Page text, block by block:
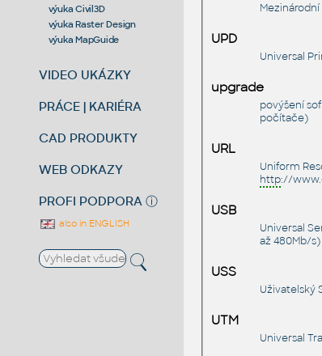
výuka Civil3D
výuka Raster Design
výuka MapGuide
VIDEO UKÁZKY
PRÁCE | KARIÉRA
CAD PRODUKTY
WEB ODKAZY
PROFI PODPORA ⓘ
also in ENGLISH
UPD
Universal
upgrade
povýšení
počítače)
URL
Uniform
http://
USB
Universal
až 480Mb/s)
USS
Uživatelský
UTM
Universal